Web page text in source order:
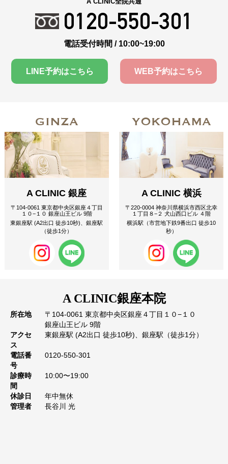
0120-550-301
電話受付時間 / 10:00~19:00
LINE予約はこちら WEB予約はこちら
GINZA
A CLINIC 銀座
〒104-0061 東京都中央区銀座４丁目
１０−１０ 銀座山王ビル 9階
東銀座駅 (A2出口 徒歩10秒)、銀座駅
（徒歩1分）
YOKOHAMA
A CLINIC 横浜
〒220-0004 神奈川県横浜市西区北幸
１丁目８−２ 犬山西口ビル ４階
横浜駅（市営地下鉄9番出口 徒歩10
秒）
A CLINIC銀座本院
所在地
〒104-0061 東京都中央区銀座４丁目１０−１０
銀座山王ビル 9階
アクセ
ス
東銀座駅 (A2出口 徒歩10秒)、銀座駅（徒歩1分）
電話番
号
0120-550-301
診療時
間
10:00〜19:00
休診日
年中無休
管理者
長谷川 光